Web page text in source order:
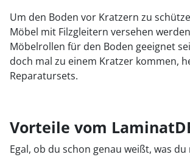
Um den Boden vor Kratzern zu
Möbel mit Filzgleitern versehen
Möbelrollen für den Boden geeignet
doch mal zu einem Kratzer kommen,
Reparatursets.
Vorteile vom
Egal, ob du schon genau weißt, was